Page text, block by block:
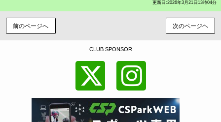
更新日:2026年3月21日13時04分
前のページへ 次のページヘ
CLUB SPONSOR